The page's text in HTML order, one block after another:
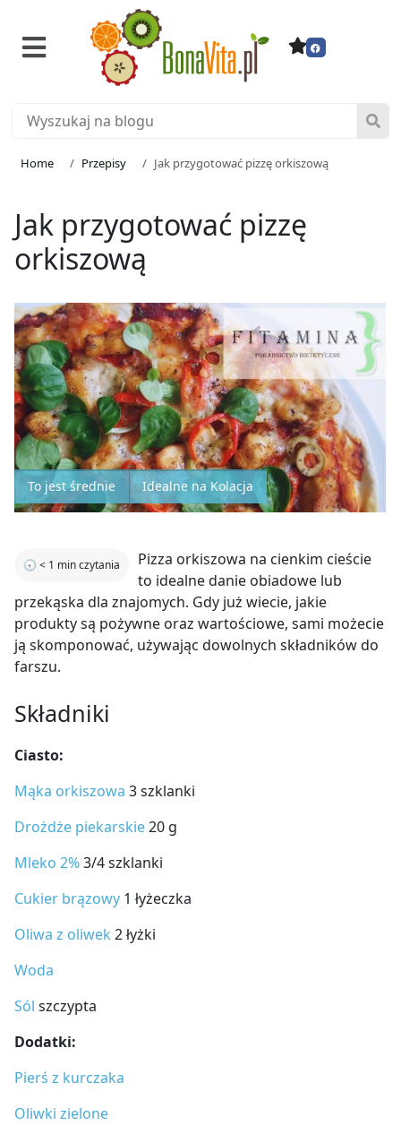
Home Przepisy Jak przygotować pizzę orkiszową
Jak przygotować pizzę
orkiszową
To jest średnie Idealne na Kolacja
🕣 < 1 min czytania
Pizza orkiszowa na cienkim cieście
to idealne danie obiadowe lub
przekąska dla znajomych. Gdy już wiecie, jakie
produkty są pożywne oraz wartościowe, sami możecie
ją skomponować, używając dowolnych składników do
farszu.
Składniki
Ciasto:
Mąka orkiszowa 3 szklanki
Drożdże piekarskie20 g
Mleko 2%3/4 szklanki
Cukier brązowy 1 łyżeczka
Oliwa z oliwek 2 łyżki
Woda
Sól szczypta
Dodatki:
Pierś z kurczaka
Oliwki zielone